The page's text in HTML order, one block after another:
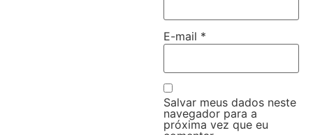
E-mail *
Salvar meus dados neste
navegador para a
próxima vez que eu